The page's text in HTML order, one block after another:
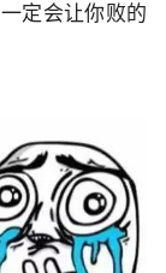
定会让你败的